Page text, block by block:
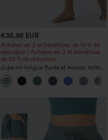
€35,95 EUR
Achetez-en 2 et bénéficiez de 10 % de
réduction | Achetez-en 3 et bénéficiez
de 20 % de réduction
Jupe mi-longue fluide et évasée, taille
haute à cordon, empiècement en mesh
contrastant, poche 2-en-1, style
décontracté